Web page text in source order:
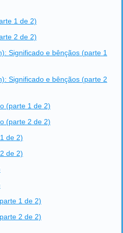
1 de 2)
2 de 2)
Significado e bênçãos (parte 1
Significado e bênçãos (parte 2
(parte 1 de 2)
(parte 2 de 2)
de 2)
de 2)
1 de 2)
2 de 2)